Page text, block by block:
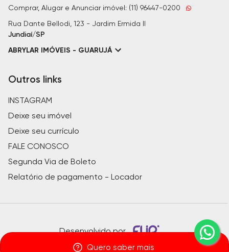
Quero saber mais
Comprar, Alugar e Anunciar imóvel: (11) 96447-0200
Rua Dante Bellodi, 123 - Jardim Ermida II
Jundiaí/SP
ABRYLAR IMÓVEIS - GUARUJÁ
Outros links
INSTAGRAM
Deixe seu imóvel
Deixe seu currículo
FALE CONOSCO
Segunda Via de Boleto
Relatório de pagamento - Locador
Desenvolvido por